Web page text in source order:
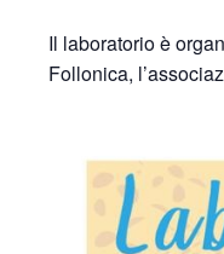
Il laboratorio è
Follonica,